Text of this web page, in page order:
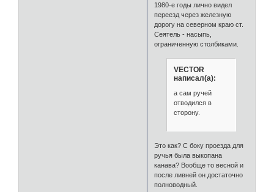
1980-е годы лично видел
переезд через железную
дорогу на северном краю ст.
Сеятель - насыпь,
ограниченную столбиками.
VECTOR
написал(а):
а сам ручей
отводился в
сторону.
Это как? С боку проезда для
ручья была выкопана
канава? Вообще то весной и
после ливней он достаточно
полноводный.